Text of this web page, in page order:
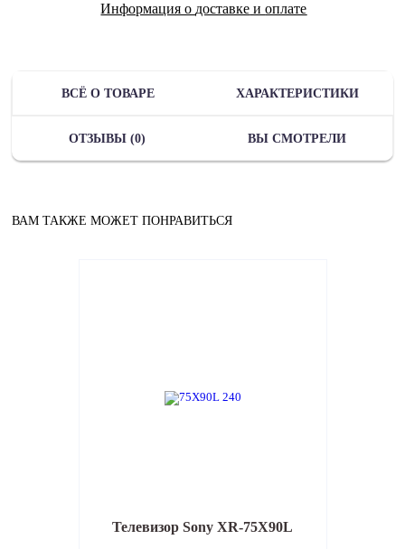
Информация о доставке иоплате
ВСЁ О ТОВАРЕ ХАРАКТЕРИСТИКИ
ОТЗЫВЫ (0) ВЫ СМОТРЕЛИ
ВАМ ТАКЖЕ МОЖЕТ ПОНРАВИТЬСЯ
Телевизор Sony XR-75X90L